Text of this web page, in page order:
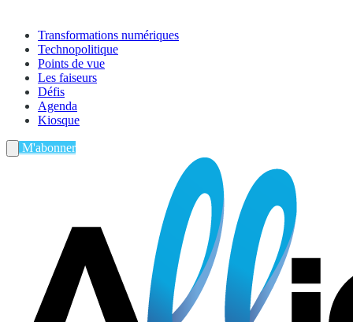
Transformations numériques
Technopolitique
Points de vue
Les faiseurs
Défis
Agenda
Kiosque
M'abonner